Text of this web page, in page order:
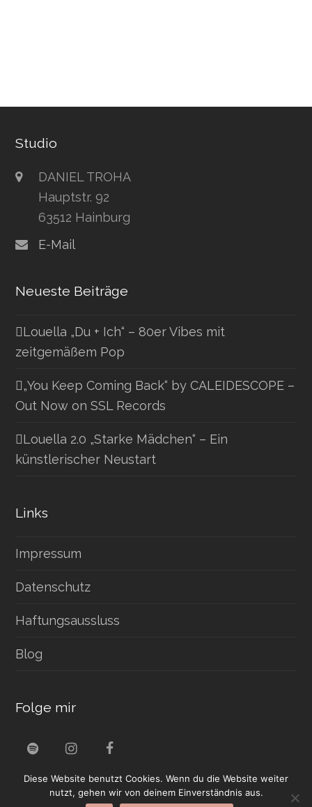
Studio
DANIEL TROHA
Hauptstr. 92
63512 Hainburg
E-Mail
Neueste Beiträge
Louella „Du + Ich“ – 80er Vibes mit
zeitgemäßem Pop
„You Keep Coming Back“ by CALEIDESCOPE –
Out Now on SSL Records
Louella 2.0 „Starke Mädchen“ – Ein
künstlerischer Neustart
Links
Impressum
Datenschutz
Haftungsaussluss
Blog
Folge mir
S
o
I
s
t
F
c
e
Diese Website benutzt Cookies. Wenn du die Website weiter
nutzt, gehen wir von deinem Einverständnis aus.